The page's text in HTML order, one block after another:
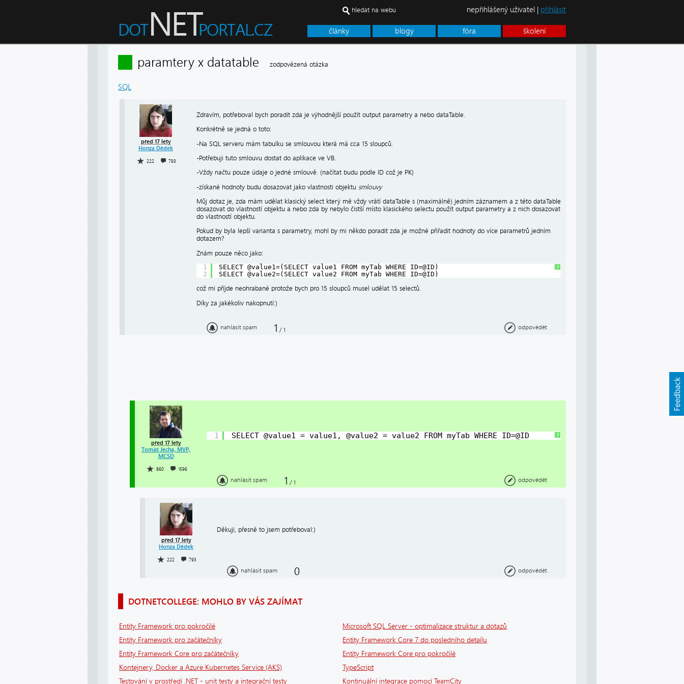
články blogy fóra školení
hledat na webu nepřihlášený uživatel | přihlásit
paramtery x datatable zodpovězená otázka
SQL
před 17 lety
Honza Dědek
222 793
Zdravím, potřeboval bych poradit zda je výhodnější použít output parametry a nebo dataTable.
Konkrétně se jedná o toto:
-Na SQL serveru mám tabulku se smlouvou která má cca 15 sloupců.
-Potřebuji tuto smlouvu dostat do aplikace ve VB.
-Vždy načtu pouze údaje o jedné smlouvě. (načítat budu podle ID což je PK)
-získané hodnoty budu dosazovat jako vlastnosti objektu smlouvy
Můj dotaz je, zda mám udělat klasický select který mě vždy vrátí dataTable s (maximálně) jedním záznamem a z této dataTable
dosazovat do vlastností objektu a nebo zda by nebylo čistší místo klasického selectu použít output parametry a z nich dosazovat
do vlastností objektu.
Pokud by byla lepší varianta s parametry, mohl by mi někdo poradit zda je možné přiřadit hodnoty do více parametrů jedním
dotazem?
Znám pouze něco jako:
?
1
2
SELECT @value1=(SELECT value1 FROM myTab WHERE ID=@ID)
SELECT @value2=(SELECT value2 FROM myTab WHERE ID=@ID)
což mi příjde neohrabané protože bych pro 15 sloupců musel udělat 15 selectů.
Díky za jakékoliv nakopnutí:)
nahlásit spam 1 / 1 odpovědět
před 17 lety
Tomáš Jecha, MVP,
MCSD
860 1596
?
1 SELECT @value1 = value1, @value2 = value2 FROM myTab WHERE ID=@ID
nahlásit spam 1 / 1 odpovědět
před 17 lety
Honza Dědek
222 793
Děkuji, přesně to jsem potřeboval:)
nahlásit spam 0 odpovědět
DOTNETCOLLEGE: MOHLO BY VÁS ZAJÍMAT
Entity Framework pro pokročilé
Microsoft SQL Server - optimalizace struktur a dotazů
Entity Framework pro začátečníky
Entity Framework Core 7 do posledního detailu
Entity Framework Core pro začátečníky
Entity Framework Core pro pokročilé
Kontejnery, Docker a Azure Kubernetes Service (AKS)
TypeScript
Testování v prostředí .NET - unit testy a integrační testy
Kontinuální integrace pomocí TeamCity